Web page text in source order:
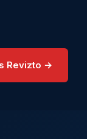
Revizto →